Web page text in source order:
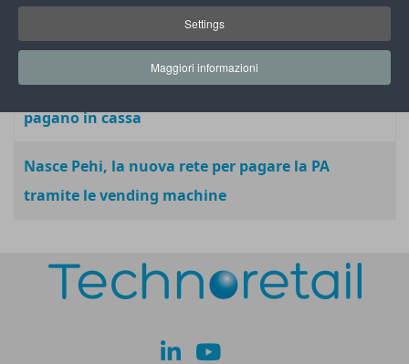
Settings
Maggiori informazioni
PagoPA sceglie l’AI di Spitch per potenziare il
customer service
Despar Nord: avvisi pagoPA e bollo auto si
pagano in cassa
Nasce Pehi, la nuova rete per pagare la PA
tramite le vending machine
lk yt